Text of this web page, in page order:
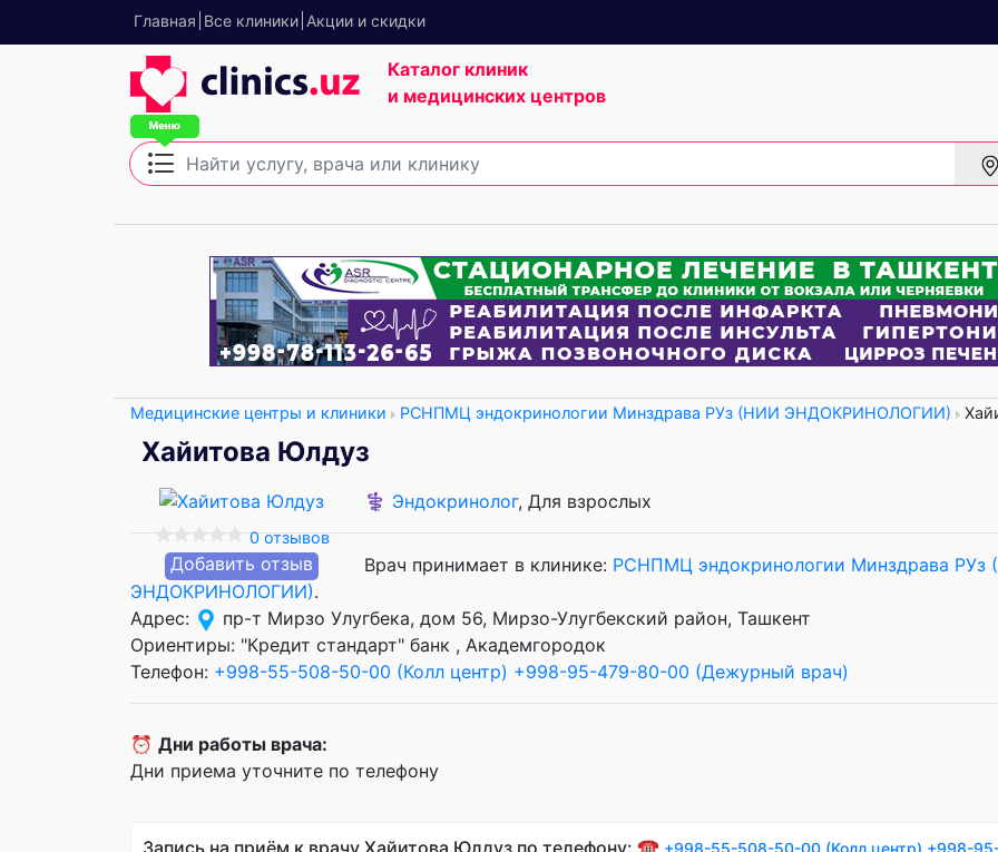
Главная Все клиники Акции и скидки
Каталог клиник
и медицинских центров
Медицинские центры и клиники РСНПМЦ эндокринологии Минздрава РУз (НИИ ЭНДОКРИНОЛОГИИ)
Хайитова Юлдуз
0 отзывов
Добавить отзыв
⚕️ Эндокринолог, Для взрослых
Врач принимает в клинике: РСНПМЦ эндокринологии Минздрава РУз
ЭНДОКРИНОЛОГИИ).
Адрес:
пр-т Мирзо Улугбека, дом 56, Мирзо-Улугбекский район, Ташкент
Ориентиры: "Кредит стандарт" банк , Академгородок
Телефон: +998-55-508-50-00 (Колл центр) +998-95-479-80-00 (Дежурный врач)
⏰ Дни работы врача:
Дни приема уточните по телефону
Запись на приём к врачу Хайитова Юлдуз по телефону: ☎️ +998-55-508-50-00 (Колл центр) +998-